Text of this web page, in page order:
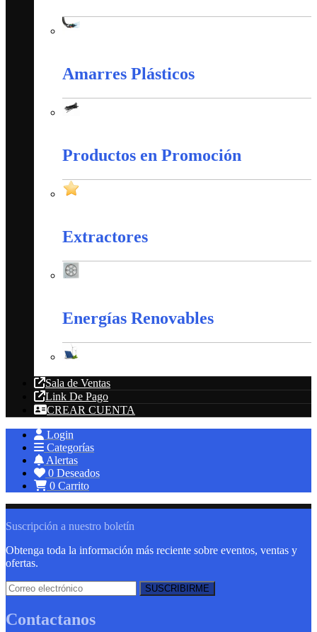
Amarres Plásticos
Productos en Promoción
Extractores
Energías Renovables
Sala de Ventas
Link De Pago
CREAR CUENTA
Login
Categorías
Alertas
0 Deseados
0 Carrito
Suscripción a nuestro boletín
Obtenga toda la información más reciente sobre eventos, ventas y
ofertas.
Contactanos